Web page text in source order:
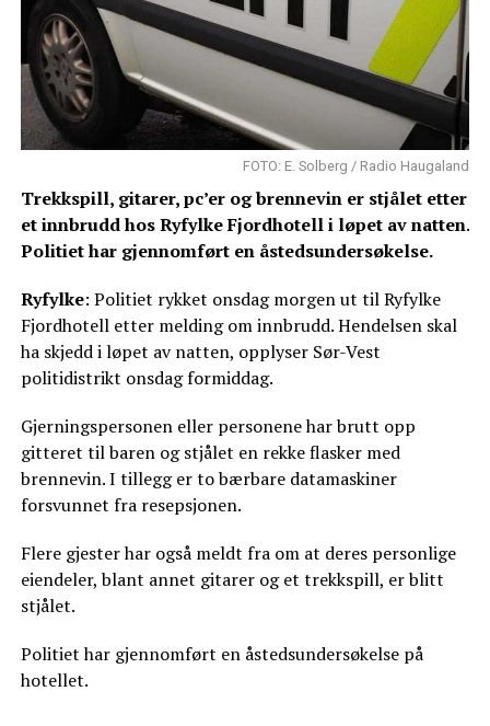
FOTO: E. Solberg / Radio Haugaland
Trekkspill, gitarer, pc’er og brennevin er stjålet etter
et innbrudd hos Ryfylke Fjordhotell i løpet av natten.
Politiet har gjennomført en åstedsundersøkelse.
Ryfylke: Politiet rykket onsdag morgen ut til Ryfylke
Fjordhotell etter melding om innbrudd. Hendelsen skal
ha skjedd i løpet av natten, opplyser Sør-Vest
politidistrikt onsdag formiddag.
Gjerningspersonen eller personene har brutt opp
gitteret til baren og stjålet en rekke flasker med
brennevin. I tillegg er to bærbare datamaskiner
forsvunnet fra resepsjonen.
Flere gjester har også meldt fra om at deres personlige
eiendeler, blant annet gitarer og et trekkspill, er blitt
stjålet.
Politiet har gjennomført en åstedsundersøkelse på
hotellet.